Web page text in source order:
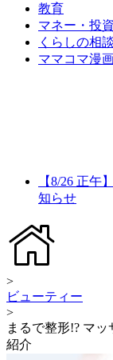
教育
マネー・投資
くらしの相談
ママコマ漫
【8/26 正午
知らせ
>
ビューティー
>
まるで整形!? マ
紹介